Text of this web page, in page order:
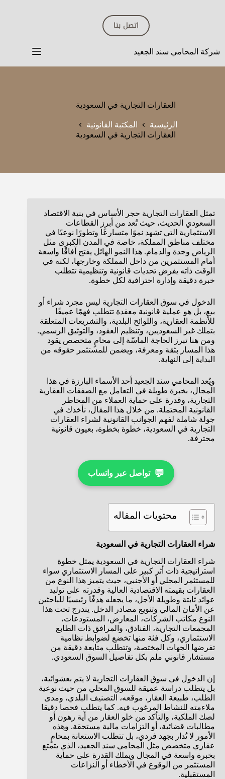
اتصل بنا
شركة المحامي سند الجعيد
العقارات التجارية في السعودية
الرئيسية
المكتبة القانونية
العقارات التجارية في السعودية
تمثل العقارات التجارية حجر الأساس في بنية الاقتصاد
السعودي الحديث، حيث تُعد من أبرز القطاعات
الاستثمارية التي تشهد نموًا متسارعًا وتطورًا نوعيًا في
مختلف مناطق المملكة، خاصة في المدن الكبرى مثل
الرياض وجدة والدمام. هذا النمو الهائل يفتح آفاقًا واسعة
أمام المستثمرين من داخل المملكة وخارجها، لكنه في
الوقت ذاته يفرض تحديات قانونية وتنظيمية تتطلب
خبرة دقيقة وإدارة احترافية لكل خطوة.
الدخول في سوق العقارات التجارية ليس مجرد شراء أو
بيع، بل هو عملية قانونية معقدة تتطلب فهمًا عميقًا
للأنظمة العقارية، واللوائح البلدية، والتشريعات المتعلقة
بتملك غير السعوديين، وتنظيم العقود، والتوثيق الرسمي.
ومن هنا تبرز الحاجة الماسّة إلى محامٍ متخصص يقود
هذا المسار بثقة ومعرفة، ويضمن للمستثمر حقوقه من
البداية إلى النهاية.
ويُعد المحامي سند الجعيد أحد الأسماء البارزة في هذا
المجال، بخبرة طويلة في التعامل مع الصفقات العقارية
التجارية، وقدرة على حماية العملاء من المخاطر
القانونية المحتملة. من خلال هذا المقال، نأخذك في
جولة شاملة لفهم الجوانب القانونية لشراء العقارات
التجارية في السعودية، خطوة بخطوة، بعيون قانونية
محترفة.
💬 تواصل عبر واتساب
محتويات المقاله
شراء العقارات التجارية في السعودية
شراء العقارات التجارية في السعودية يمثل خطوة
استراتيجية ذات أثر كبير على المسار الاستثماري سواء
للمستثمر المحلي أو الأجنبي، حيث يتميز هذا النوع من
العقارات بقيمته الاقتصادية العالية وقدرته على توليد
عوائد ثابتة وطويلة الأجل، ما يجعله هدفًا رئيسيًا للباحثين
عن الأمان المالي وتنويع مصادر الدخل. يندرج تحت هذا
النوع مكاتب الشركات، المعارض، المستودعات،
المجمعات التجارية، الفنادق، والمرافق ذات الطابع
الاستثماري، وكل فئة منها تخضع لضوابط نظامية
تفرضها الجهات المختصة، وتتطلب متابعة دقيقة من
مستشار قانوني ملم بكل تفاصيل السوق السعودي.
إن الدخول في سوق العقارات التجارية لا يتم بعشوائية،
بل يتطلب دراسة عميقة للسوق المحلي من حيث نوعية
الطلب، طبيعة العقار، موقعه، التصنيف البلدي، ومدى
ملاءمته للنشاط المرغوب فيه. كما يتطلب فحصا دقيقا
لصك الملكية، والتأكد من خلو العقار من أية رهون أو
مطالبات قضائية، أو التزامات مالية مستحقة. وهذه
الأمور لا تُدار بجهد فردي، بل تتطلب الاستعانة بمحامٍ
عقاري متخصص مثل المحامي سند الجعيد، الذي يتمتع
بخبرة واسعة في المجال ويملك القدرة على حماية
المستثمر من الوقوع في الأخطاء أو النزاعات
المستقبلية.